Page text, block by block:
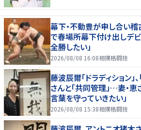
幕下・不動豊が申し合い
で春場所幕下付け出しデ
全勝したい」
2026/08/08 16:08相撲格闘技
藤波辰爾「ドラディション」
さんと「共同管理」…妻・恵
言葉を守っていきたい」
2026/08/08 15:38相撲格闘技